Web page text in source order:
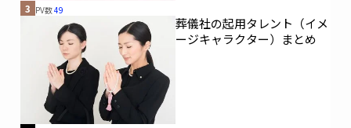
3 PV数49
葬儀社の起用タレント（イメ
ージキャラクター）まとめ